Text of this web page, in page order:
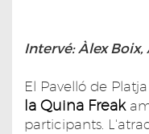
Intervé: Àlex
El Pavelló de
la Quina Freak
participants.